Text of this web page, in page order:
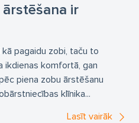
ir
pagaidu zobi, taču to
ikdienas komfortā, gan
piena zobu ārstēšanu
klīnika...
Lasīt vairāk